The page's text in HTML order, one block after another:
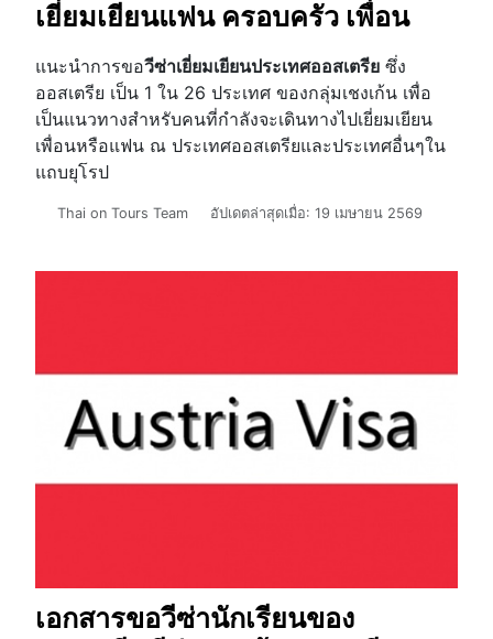
เยี่ยมเยียนแฟน ครอบครัว เพื่อน
แนะนำการขอวีซ่าเยี่ยมเยียนประเทศออสเตรีย ซึ่ง
ออสเตรีย เป็น 1 ใน 26 ประเทศ ของกลุ่มเชงเก้น เพื่อ
เป็นแนวทางสำหรับคนที่กำลังจะเดินทางไปเยี่ยมเยียน
เพื่อนหรือแฟน ณ ประเทศออสเตรียและประเทศอื่นๆใน
แถบยุโรป
รายละเอียด
Thai on Tours Team อัปเดตล่าสุดเมื่อ: 19 เมษายน 2569
เอกสารขอวีซ่านักเรียนของ